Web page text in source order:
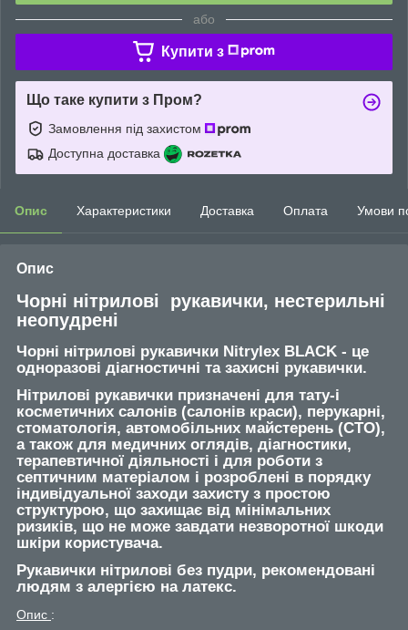
або
Купити з
Що таке купити з Пром?
Замовлення під захистом
Доступна доставка
Опис Характеристики Доставка Оплата Умови
Опис
Чорні нітрилові рукавички, нестерильні
неопудрені
Чорні нітрилові рукавички Nitrylex BLACK - це
одноразові діагностичні та захисні рукавички.
Нітрилові рукавички призначені для тату-і
косметичних салонів (салонів краси), перукарні,
стоматологія, автомобільних майстерень (СТО),
а також для медичних оглядів, діагностики,
терапевтичної діяльності і для роботи з
септичним матеріалом і розроблені в порядку
індивідуальної заходи захисту з простою
структурою, що захищає від мінімальних
ризиків, що не може завдати незворотної шкоди
шкіри користувача.
Рукавички нітрилові без пудри, рекомендовані
людям з алергією на латекс.
Опис :